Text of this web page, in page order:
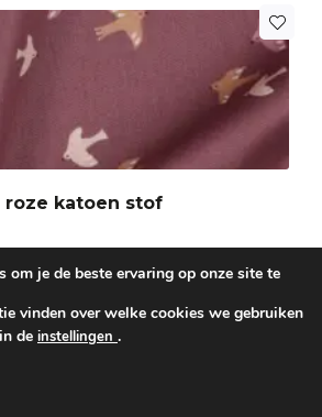
roze katoen stof
om je de beste ervaring op onze site te
vinden over welke cookies we gebruiken
de instellingen .